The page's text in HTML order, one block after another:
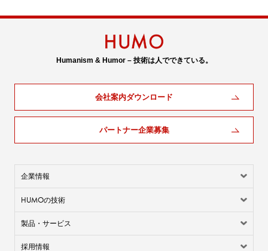
Humanism & Humor – 技術は人でできている。
会社案内ダウンロード
パートナー企業募集
企業情報
HUMOの技術
製品・サービス
採用情報